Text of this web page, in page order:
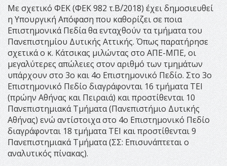
Με σχετικό ΦΕΚ (ΦΕΚ 982 τ.Β΄/2018) έχει δημοσιευθεί
η Υπουργική Απόφαση που καθορίζει σε ποια
Επιστημονικά Πεδία θα ενταχθούν τα τμήματα του
Πανεπιστημίου Δυτικής Αττικής. Όπως παρατήρησε
σχετικά ο κ. Κάτσικας μιλώντας στο ΑΠΕ-ΜΠΕ, οι
μεγαλύτερες απώλειες στον αριθμό των τμημάτων
υπάρχουν στο 3ο και 4ο Επιστημονικό Πεδίο. Στο 3ο
Επιστημονικό Πεδίο διαγράφονται 16 τμήματα ΤΕΙ
(πρώην Αθήνας και Πειραιά) και προστίθενται 10
Πανεπιστημιακά Τμήματα (Πανεπιστήμιο Δυτικής
Αθήνας) ενώ αντίστοιχα στο 4ο Επιστημονικό Πεδίο
διαγράφονται 18 τμήματα ΤΕΙ και προστίθενται 9
Πανεπιστημιακά Τμήματα (ΣΣ: Επισυνάπτεται ο
αναλυτικός πίνακας).